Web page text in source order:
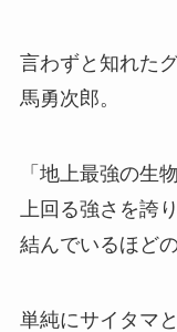
言わずと知れた
馬勇次郎。
「地上最強の生
上回る強さを誇
結んでいるほどの
単純にサイタマ